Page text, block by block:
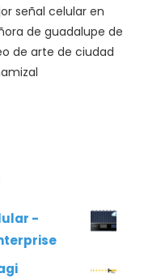
señal celular en
de guadalupe de
de arte de ciudad
-